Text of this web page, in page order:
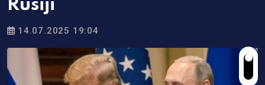
Rusiji
14.07.2025 19:04